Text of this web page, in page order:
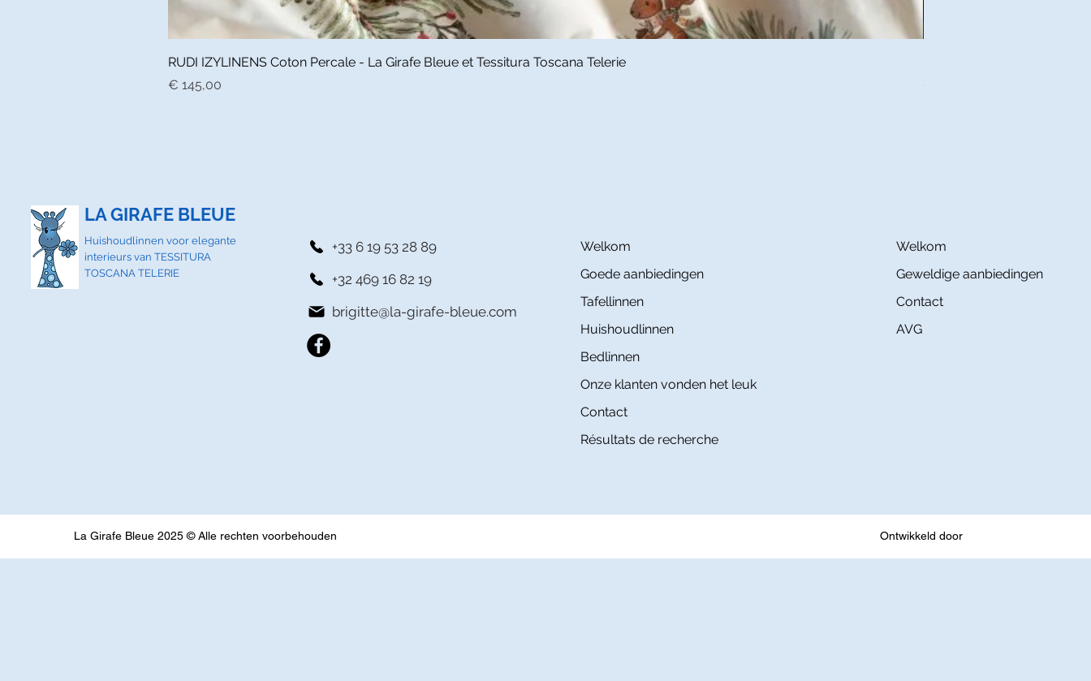
Snel overzicht
RUDI IZYLINENS Coton Percale - La Girafe Bleue et Tessitura Toscana Telerie
Prijs
€ 145,00
Prijs
€ 145,00
LA GIRAFE BLEUE
Huishoudlinnen voor elegante
interieurs van TESSITURA
TOSCANA TELERIE
+33 6 19 53 28 89
+32 469 16 82 19
brigitte@la-girafe-bleue.com
Welkom
Goede aanbiedingen
Tafellinnen
Huishoudlinnen
Bedlinnen
Onze klanten vonden het leuk
Contact
Résultats de recherche
Welkom
Geweldige aanbiedingen
Contact
AVG
La Girafe Bleue 2025 © Alle rechten voorbehouden Ontwikkeld door